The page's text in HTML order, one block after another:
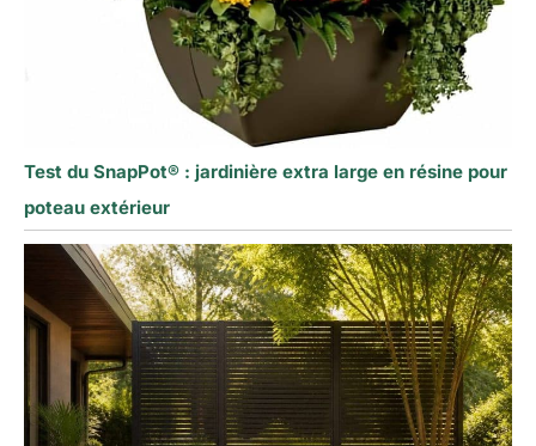
Test du SnapPot® : jardinière extra large en résine pour
poteau extérieur